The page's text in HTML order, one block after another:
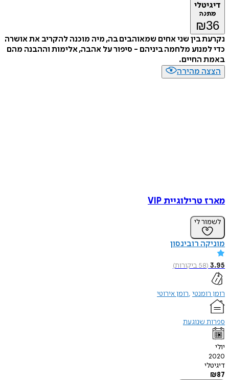
דיגיטלי
מתנה
₪36
נקרעת בין שני אחים שמאוהבים בה, מיה מוכנה להקריב את אושרה
כדי למנוע מלחמה ביניהם - סיפור על אהבה, אלימות וההבנה מהם
באמת החיים.
הצצה מהירה
מארז טרילוגיית VIP
לשמור לי
מוניקה רובינסון
3.95
(
58ביקורות)
רומן רומנטי רומן אירוטי
ספרות שנוגעת
יולי
2020
דיגיטלי
₪87